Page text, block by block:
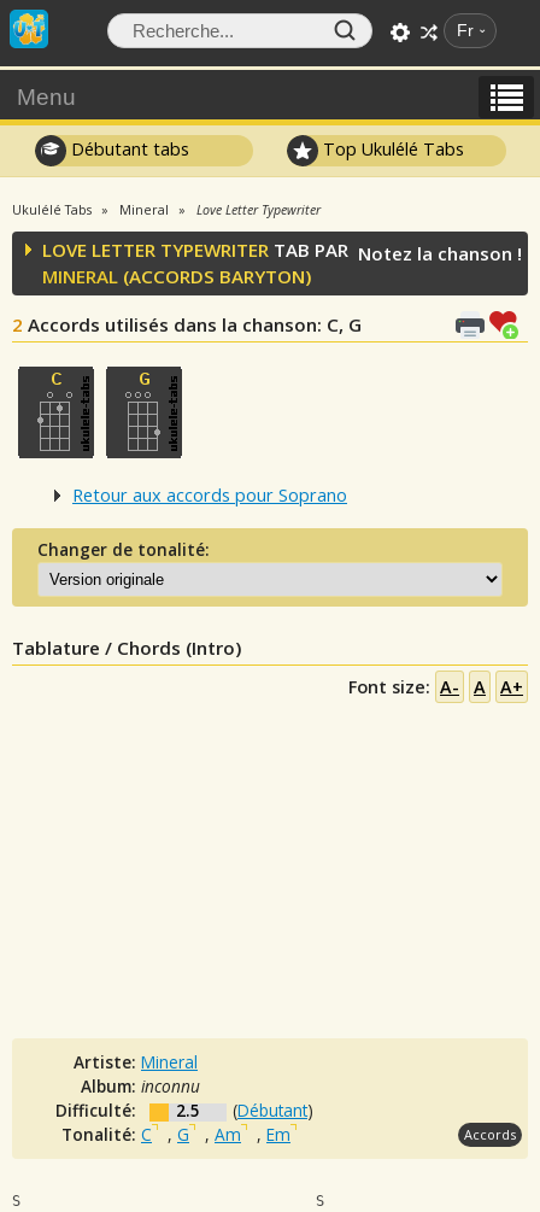
Fr
Menu
Débutant tabs Top Ukulélé Tabs
Ukulélé Tabs Mineral Love Letter Typewriter
LOVE LETTER TYPEWRITER TAB PAR
MINERAL (ACCORDS BARYTON)
2 Accords utilisés dans la chanson: C, G
Notez la chanson !
Retour aux accords pour Soprano
Changer de tonalité:
Tablature / Chords (Intro)
Font size: A- A A+
Artiste: Mineral
Album: inconnu
Difficulté:
2.5 (Débutant)
Tonalité: C , G , Am , Em Accords
S                                   S